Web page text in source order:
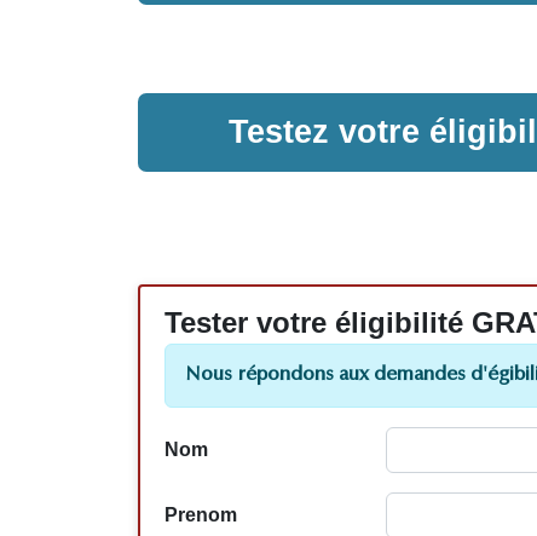
Testez votre
Tester votre éligibilité
Nous répondons aux demandes
Nom
Prenom